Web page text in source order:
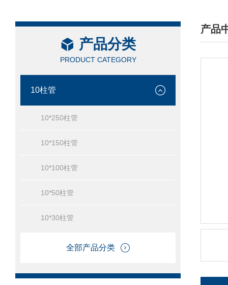
产品分类
PRODUCT CATEGORY
10柱管
10*250柱管
10*150柱管
10*100柱管
10*50柱管
10*30柱管
全部产品分类
产品
/